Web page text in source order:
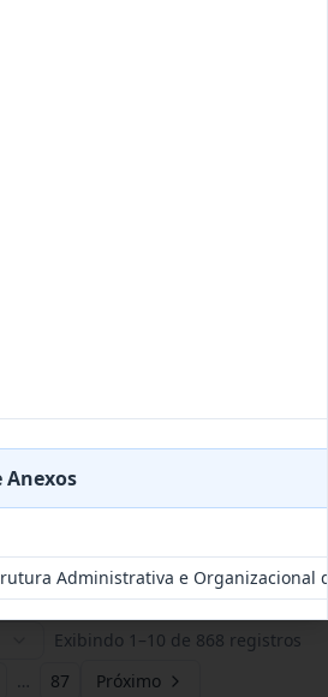
Exibindo 1 –10 de 868 registros
… 87 Próximo
Anexos
Administrativa e